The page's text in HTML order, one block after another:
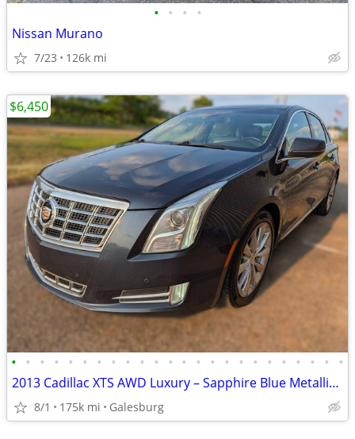
• • • •
Nissan Murano
7/23 126k mi
• • • • • • • • • • • • • • • • • • • • • • • •
2013 Cadillac XTS AWD Luxury – Sapphire Blue Metallic – Fully Loaded –
8/1 175k mi Galesburg
$6,450